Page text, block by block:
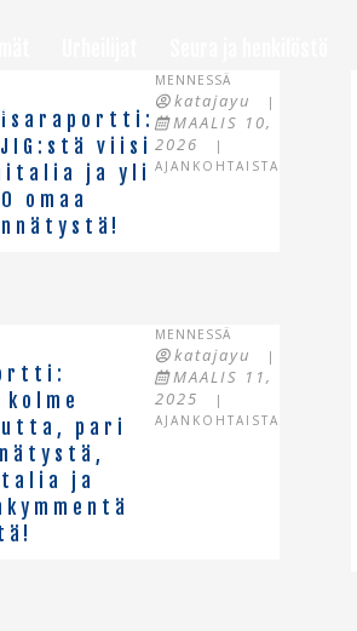
viisi
ja yli
omaa
MENNESSÄ
katajayu |
MAALIS 10,
2026
|
AJANKOHTAISTA
pari
ja
MENNESSÄ
katajayu |
MAALIS 11,
2025
|
AJANKOHTAISTA